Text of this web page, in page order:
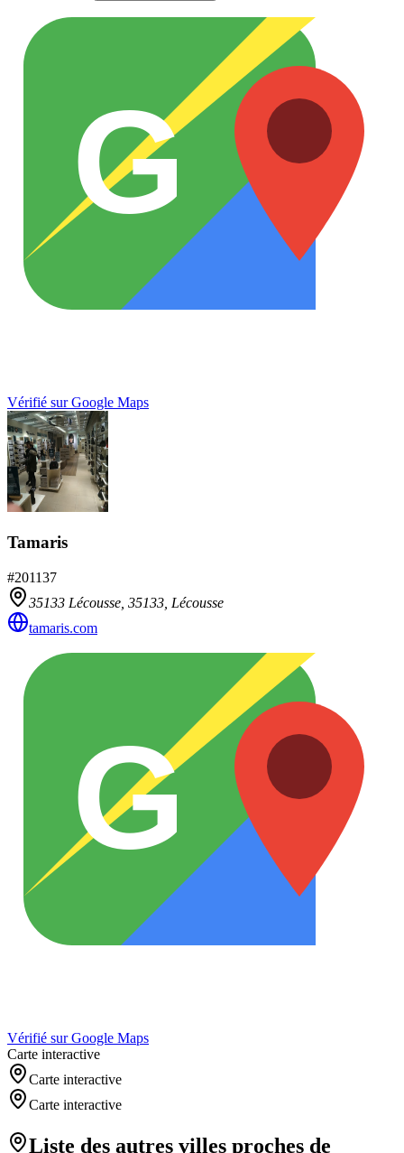
G
Vérifié sur Google Maps
Tamaris
#201137
35133 Lécousse, 35133 Lécousse
tamaris.com
G
Vérifié sur Google Maps
Carte interactive
Carte interactive
Carte interactive
Liste des autres villes proches de